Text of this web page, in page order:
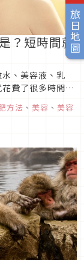
旅日地圖
？短時間就
、美容液、乳
費了很多時間
養的話，是很難
效
方法 、 美容 、 美容